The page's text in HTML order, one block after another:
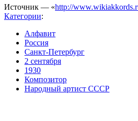
Источник — «http://
Категории:
Алфавит
Россия
Санкт-Петербург
2 сентября
1930
Композитор
Народный артист СССР